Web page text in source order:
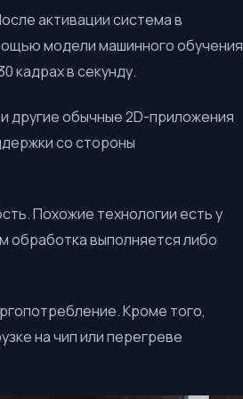
активации система в
модели машинного обучения
кадрах в секунду.
другие обычные 2D-приложения
со стороны
Похожие технологии есть у
обработка выполняется либо
Кроме того,
на чип или перегреве